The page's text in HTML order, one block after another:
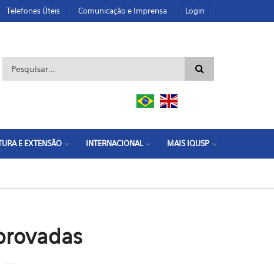
Telefones Úteis Comunicação e Imprensa Login
Formulário de busca
E EXTENSÃO INTERNACIONAL MAIS IQUSP